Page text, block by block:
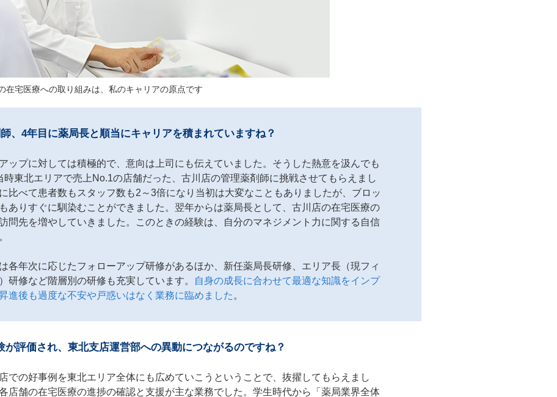
在宅医療への取り組みは、私のキャリアの原点です
、4年目に薬局長と順当にキャリアを積まれていますね？
ップに対しては積極的で、意向は上司にも伝えていました。そうした熱意を汲んでも
時東北エリアで売上No.1の店舗だった、古川店の管理薬剤師に挑戦させてもらえまし
比べて患者数もスタッフ数も2～3倍になり当初は大変なこともありましたが、ブロッ
ありすぐに馴染むことができました。翌年からは薬局長として、古川店の在宅医療の
問先を増やしていきました。このときの経験は、自分のマネジメント力に関する自信
各年次に応じたフォローアップ研修があるほか、新任薬局長研修、エリア長（現フィ
研修など階層別の研修も充実しています。
自身の成長に合わせて最適な知識をインプ
進後も過度な不安や戸惑いはなく業務に臨めました 。
が評価され、東北支店運営部への異動につながるのですね？
での好事例を東北エリア全体にも広めていこうということで、抜擢してもらえまし
店舗の在宅医療の進捗の確認と支援が主な業務でした。学生時代から「薬局業界全体